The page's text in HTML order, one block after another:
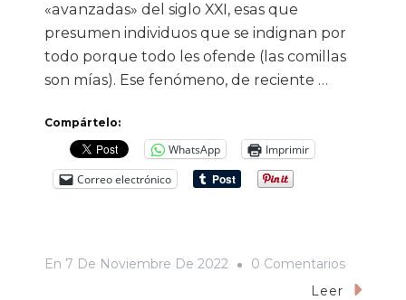
«avanzadas» del siglo XXI, esas que
presumen individuos que se indignan por
todo porque todo les ofende (las comillas
son mías). Ese fenómeno, de reciente …
Compártelo:
WhatsApp
Imprimir
Correo electrónico
En 7 De Noviembre De 2022 0 ComentariosEn
En
Leer